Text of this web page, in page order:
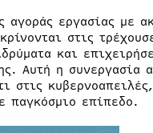
εργασίας με
στις
και
Αυτή η συνεργασία
στις
παγκόσμιο επίπεδο.